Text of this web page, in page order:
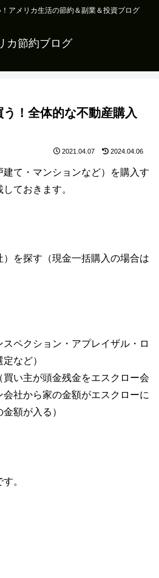
アメリカ生活の節約＆副業＆投資ブログ
カ節約ブログ
！全体的な不動産購入
2021.04.07 2024.04.06
て・マンションなど）を購入す
ておきます。
）を探す（現金一括購入の場合は
スペクション・アプレイザル・ロ
など）
買い主が頭金残金をエスクロー会
社から家の金額がエスクローに
額が入る）
。